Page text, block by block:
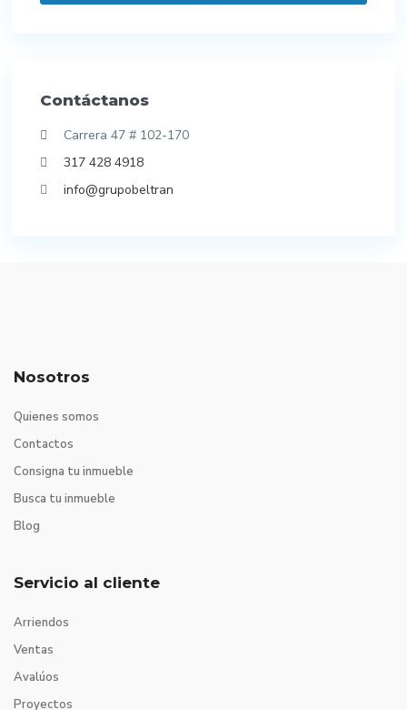
Contáctanos
Carrera 47 # 102-170
317 428 4918
info@grupobeltran
Nosotros
Quienes somos
Contactos
Consigna tu inmueble
Busca tu inmueble
Blog
Servicio al cliente
Arriendos
Ventas
Avalúos
Proyectos